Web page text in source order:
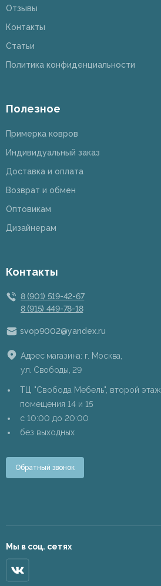
Отзывы
Контакты
Статьи
Политика конфиденциальности
Полезное
Примерка ковров
Индивидуальный заказ
Доставка и оплата
Возврат и обмен
Оптовикам
Дизайнерам
Контакты
8 (901) 519-42-67
8 (915) 449-78-18
svop9002@yandex.ru
Адрес магазина: г. Москва,
ул. Свободы, 29
ТЦ "Свобода Мебель", второй этаж,
помещения 14 и 15
c 10:00 до 20:00
без выходных
Обратный звонок
Мы в соц. сетях